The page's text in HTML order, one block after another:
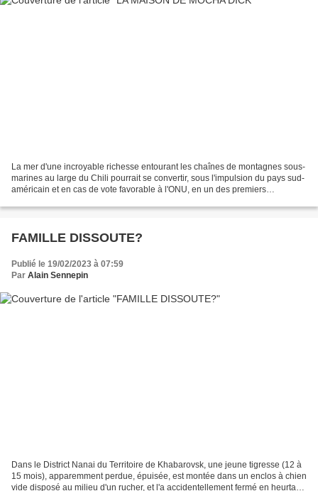
La mer d'une incroyable richesse entourant les chaînes de montagnes sous-
marines au large du Chili pourrait se convertir, sous l'impulsion du pays sud-
américain et en cas de vote favorable à l'ONU, en un des premiers
FAMILLE DISSOUTE?
Publié le 19/02/2023 à 07:59
Par Alain Sennepin
Dans le District Nanai du Territoire de Khabarovsk, une jeune tigresse (12 à
15 mois), apparemment perdue, épuisée, est montée dans un enclos à chien
vide disposé au milieu d'un rucher, et l'a accidentellement fermé en heurtant